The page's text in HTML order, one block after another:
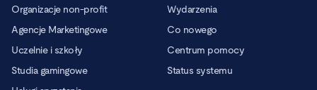
Organizacje non-profit
Agencje Marketingowe
Uczelnie i szkoły
Studia gamingowe
Wydarzenia
Co nowego
Centrum pomocy
Status systemu